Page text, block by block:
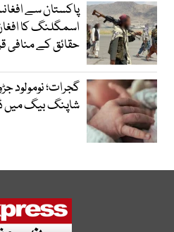
پاکستان سے
اسمگلنگ کا
حقائق کے منافی
گجرات؛ نومولود
شاپنگ بیگ میں